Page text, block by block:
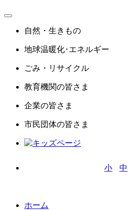
自然・生きもの
地球温暖化･エネルギー
ごみ・リサイクル
教育機関の皆さま
企業の皆さま
市民団体の皆さま
小 中
ホーム